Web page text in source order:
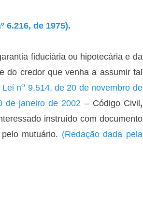
6.216, de 1975).
fiduciária ou hipotecária e da
do credor que venha a assumir tal
Lei no 9.514, de 20 de novembro de
de janeiro de 2002 – Código Civil,
instruído com documento
mutuário. (Redação dada pela